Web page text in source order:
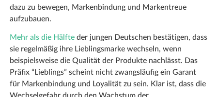
dazu zu bewegen, Markenbindung und Markentreue
aufzubauen.
Mehr als die Hälfte der jungen Deutschen bestätigen, dass
sie regelmäßig ihre Lieblingsmarke wechseln, wenn
beispielsweise die Qualität der Produkte nachlässt. Das
Präfix “Lieblings” scheint nicht zwangsläufig ein Garant
für Markenbindung und Loyalität zu sein. Klar ist, dass die